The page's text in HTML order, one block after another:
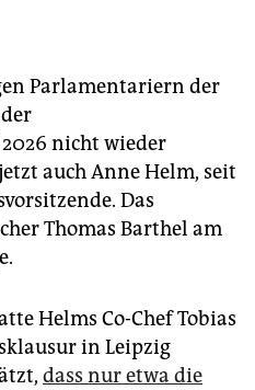
Parlamentariern der
nicht wieder
auch Anne Helm, seit
Das
Thomas Barthel am
Helms Co-Chef Tobias
in Leipzig
dass nur etwa die